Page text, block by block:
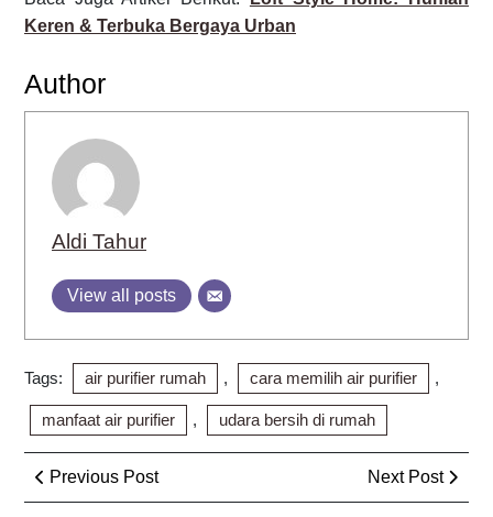
Keren & Terbuka Bergaya Urban
Author
Aldi Tahur
View all posts
Tags: air purifier rumah , cara memilih air purifier ,
manfaat air purifier , udara bersih di rumah
Post
navigation
Previous PostPrevious
Post
Next Post
Next
Post